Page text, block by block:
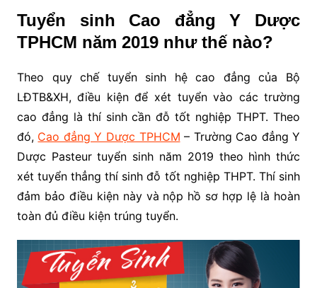
Tuyển sinh Cao đẳng Y Dược
TPHCM năm 2019 như thế nào?
Theo quy chế tuyển sinh hệ cao đẳng của Bộ
LĐTB&XH, điều kiện để xét tuyển vào các trường
cao đẳng là thí sinh cần đỗ tốt nghiệp THPT. Theo
đó, Cao đẳng Y Dược TPHCM – Trường Cao đẳng Y
Dược Pasteur tuyển sinh năm 2019 theo hình thức
xét tuyển thẳng thí sinh đỗ tốt nghiệp THPT. Thí sinh
đảm bảo điều kiện này và nộp hồ sơ hợp lệ là hoàn
toàn đủ điều kiện trúng tuyển.